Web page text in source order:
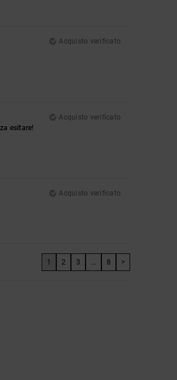
Acquisto verificato
Acquisto verificato
esitare!
Acquisto verificato
1 2 3 ... 8 >